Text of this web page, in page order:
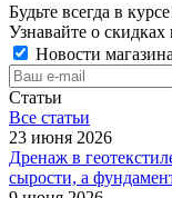
Будьте всегда в
Узнавайте о
Новости магазина
Статьи
Все cтатьи
23 июня 2026
Дренаж в
сырости, а